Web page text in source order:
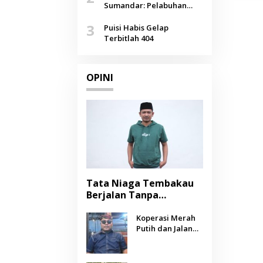
Agustus
Sumandar: Pelabuhan
Selendang Benang Merah
Lombang
3
Puisi Habis Gelap
Terbitlah 404
OPINI
Tata Niaga Tembakau
Berjalan Tanpa
Negara Berpihak
kepada Petani?
Koperasi Merah
Putih dan Jalan